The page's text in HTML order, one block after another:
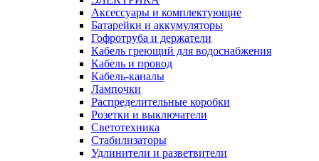
Аксессуары и комплектующие
Батарейки и аккумуляторы
Гофротруба и держатели
Кабель греющий для водоснабжения
Кабель и провод
Кабель-каналы
Лампочки
Распределительные коробки
Розетки и выключатели
Светотехника
Стабилизаторы
Удлинители и разветвители